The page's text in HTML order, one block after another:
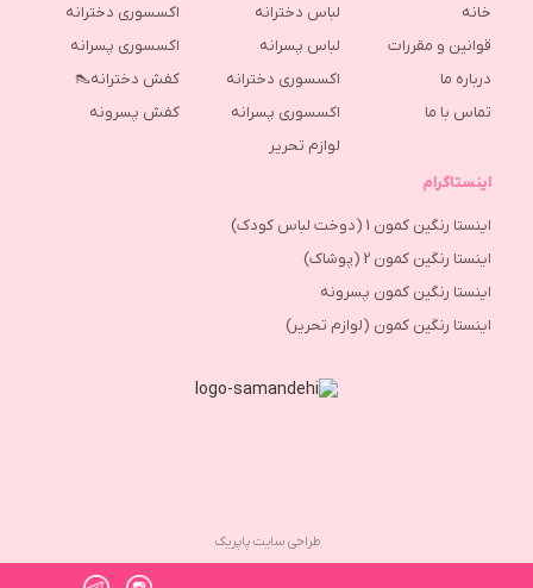
خانه
قوانین و مقررات
درباره ما
تماس با ما
لباس دخترانه
لباس پسرانه
اکسسوری دخترانه
اکسسوری پسرانه
لوازم تحریر
اکسسوری دخترانه
اکسسوری پسرانه
کفش دخترانه👠
كفش پسرونه
اینستاگرام
اینستا رنگین کمون 1 (دوخت لباس کودک)
اینستا رنگین کمون 2 (پوشاک)
اینستا رنگین کمون پسرونه
اینستا رنگین کمون (لوازم تحریر)
طراحی سایت پاپریک